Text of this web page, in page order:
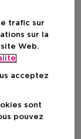
En stock
trafic sur
sur la
Web.
acceptez
sont
pouvez